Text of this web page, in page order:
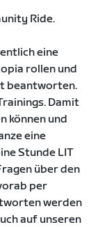
Ride.
eine
rollen und
beantworten.
Damit
können und
eine
Stunde LIT
über den
per
werden
auf unseren